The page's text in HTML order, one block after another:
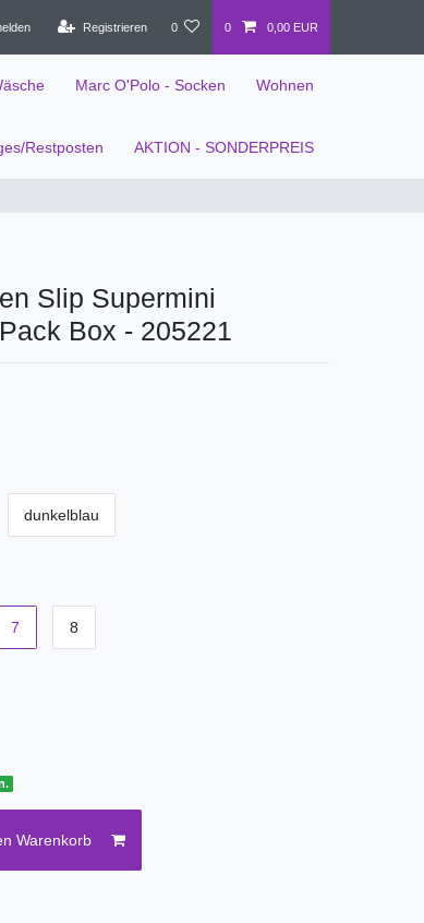
Registrieren 0 0 0,00 EUR
Marc O'Polo - Socken Wohnen
Restposten AKTION - SONDERPREIS
Slip Supermini
Box - 205221
dunkelblau
7 8
Warenkorb